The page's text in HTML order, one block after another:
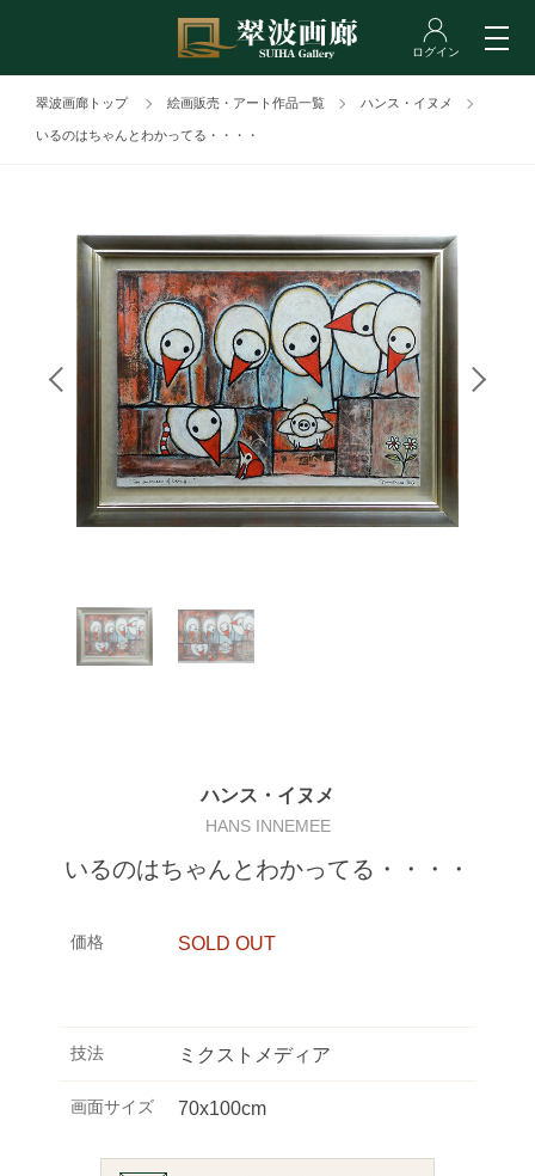
翠波画廊トップ 絵画販売・アート作品一覧 ハンス・イヌメ
いるのはちゃんとわかってる・・・・
ハンス・イヌメ
HANS INNEMEE
いるのはちゃんとわかってる・・・・
価格 SOLD OUT
技法 ミクストメディア
画面サイズ 70x100cm